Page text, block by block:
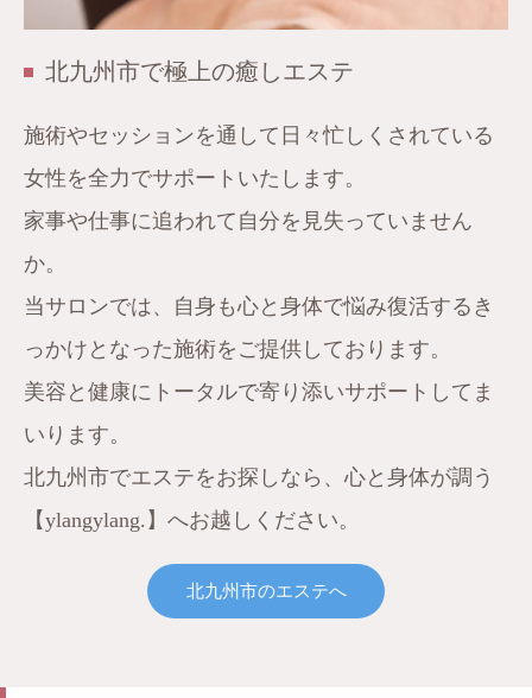
北九州市で極上の癒しエステ
施術やセッションを通して日々忙しくされている
女性を全力でサポートいたします。
家事や仕事に追われて自分を見失っていません
か。
当サロンでは、自身も心と身体で悩み復活するき
っかけとなった施術をご提供しております。
美容と健康にトータルで寄り添いサポートしてま
いります。
北九州市でエステをお探しなら、心と身体が調う
【ylangylang.】へお越しください。
北九州市のエステへ